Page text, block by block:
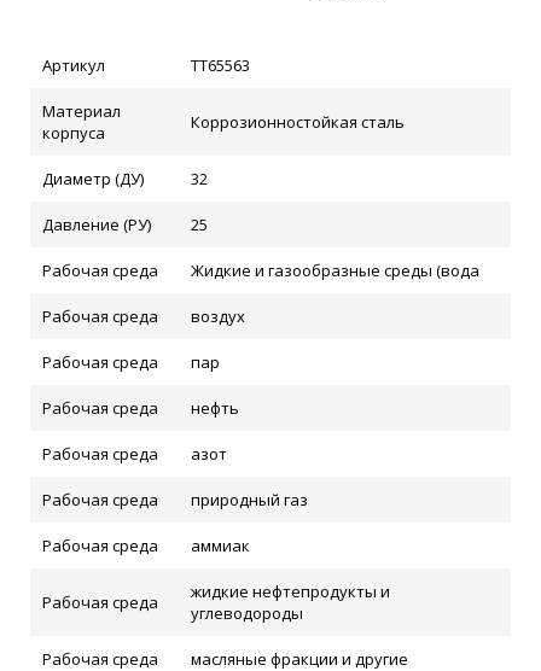
Артикул ТТ65563
Материал
корпуса
Коррозионностойкая сталь
Диаметр (ДУ) 32
Давление (РУ) 25
Рабочая среда Жидкие и газообразные среды (вода
Рабочая среда воздух
Рабочая среда пар
Рабочая среда нефть
Рабочая среда азот
Рабочая среда природный газ
Рабочая среда аммиак
Рабочая среда
жидкие нефтепродукты и
углеводороды
Рабочая среда масляные фракции и другие